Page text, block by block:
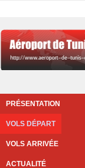
PRÉSENTATION
VOLS DÉPART
VOLS ARRIVÉE
ACTUALITÉ